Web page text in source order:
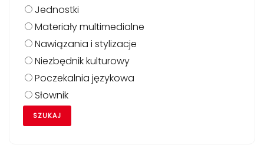
Jednostki
Materiały multimedialne
Nawiązania i stylizacje
Niezbędnik kulturowy
Poczekalnia językowa
Słownik